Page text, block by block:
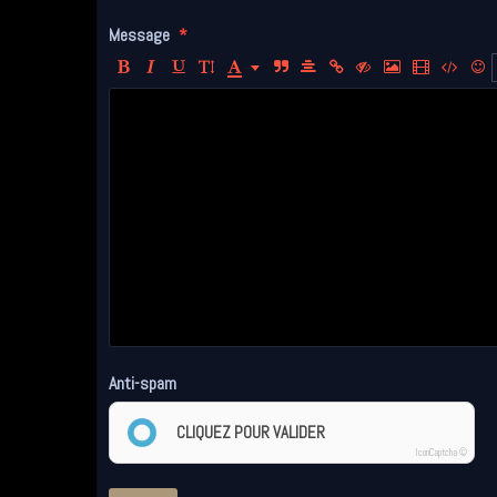
Message
Anti-spam
CLIQUEZ POUR VALIDER
IconCaptcha ©